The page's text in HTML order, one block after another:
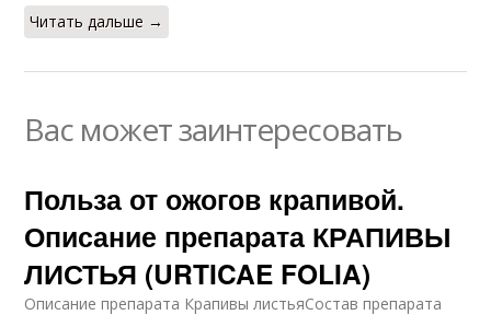
Читать дальше →
Вас может заинтересовать
Польза от ожогов крапивой.
Описание препарата КРАПИВЫ
ЛИСТЬЯ (URTICAE FOLIA)
Описание препарата Крапивы листьяСостав препарата